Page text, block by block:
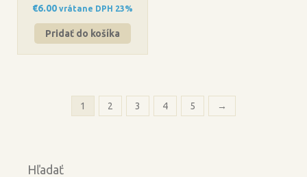
€6.00 vrátane DPH 23%
Pridať do košíka
1 2 3 4 5 →
Hľadať